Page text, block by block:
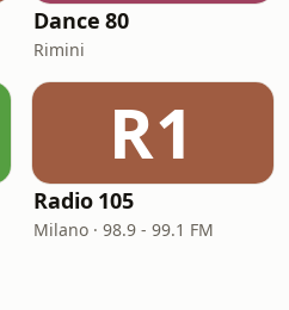
Dance 80
Rimini
R1
Radio 105
Milano · 98.9 - 99.1 FM